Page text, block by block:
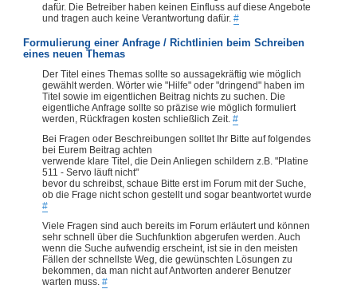
dafür. Die Betreiber haben keinen Einfluss auf diese Angebote
und tragen auch keine Verantwortung dafür. #
Formulierung einer Anfrage / Richtlinien beim Schreiben
eines neuen Themas
Der Titel eines Themas sollte so aussagekräftig wie möglich
gewählt werden. Wörter wie "Hilfe" oder "dringend" haben im
Titel sowie im eigentlichen Beitrag nichts zu suchen. Die
eigentliche Anfrage sollte so präzise wie möglich formuliert
werden, Rückfragen kosten schließlich Zeit. #
Bei Fragen oder Beschreibungen solltet Ihr Bitte auf folgendes
bei Eurem Beitrag achten
verwende klare Titel, die Dein Anliegen schildern z.B. "Platine
511 - Servo läuft nicht"
bevor du schreibst, schaue Bitte erst im Forum mit der Suche,
ob die Frage nicht schon gestellt und sogar beantwortet wurde
#
Viele Fragen sind auch bereits im Forum erläutert und können
sehr schnell über die Suchfunktion abgerufen werden. Auch
wenn die Suche aufwendig erscheint, ist sie in den meisten
Fällen der schnellste Weg, die gewünschten Lösungen zu
bekommen, da man nicht auf Antworten anderer Benutzer
warten muss. #